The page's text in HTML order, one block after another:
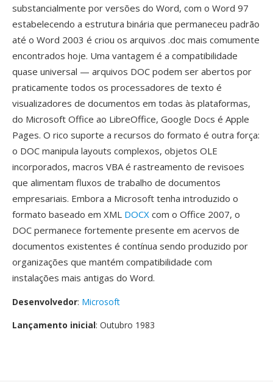
substancialmente por versões do Word, com o Word 97
estabelecendo a estrutura binária que permaneceu padrão
até o Word 2003 é criou os arquivos .doc mais comumente
encontrados hoje. Uma vantagem é a compatibilidade
quase universal — arquivos DOC podem ser abertos por
praticamente todos os processadores de texto é
visualizadores de documentos em todas às plataformas,
do Microsoft Office ao LibreOffice, Google Docs é Apple
Pages. O rico suporte a recursos do formato é outra força:
o DOC manipula layouts complexos, objetos OLE
incorporados, macros VBA é rastreamento de revisoes
que alimentam fluxos de trabalho de documentos
empresariais. Embora a Microsoft tenha introduzido o
formato baseado em XML DOCX com o Office 2007, o
DOC permanece fortemente presente em acervos de
documentos existentes é contínua sendo produzido por
organizações que mantém compatibilidade com
instalações mais antigas do Word.
Desenvolvedor: Microsoft
Lançamento inicial: Outubro 1983